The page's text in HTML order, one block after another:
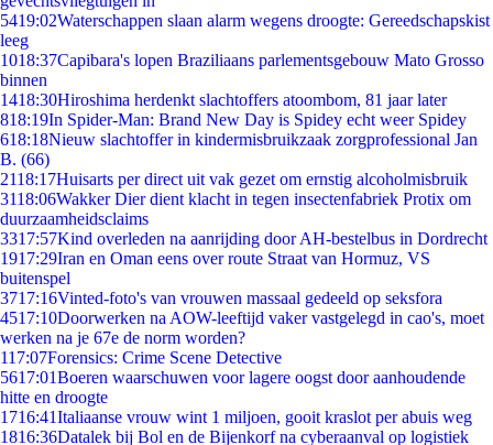
5419:02Waterschappen slaan alarm wegens droogte: Gereedschapskist
leeg
1018:37Capibara's lopen Braziliaans parlementsgebouw Mato Grosso
binnen
1418:30Hiroshima herdenkt slachtoffers atoombom, 81 jaar later
818:19In Spider-Man: Brand New Day is Spidey echt weer Spidey
618:18Nieuw slachtoffer in kindermisbruikzaak zorgprofessional Jan
B. (66)
2118:17Huisarts per direct uit vak gezet om ernstig alcoholmisbruik
3118:06Wakker Dier dient klacht in tegen insectenfabriek Protix om
duurzaamheidsclaims
3317:57Kind overleden na aanrijding door AH-bestelbus in Dordrecht
1917:29Iran en Oman eens over route Straat van Hormuz, VS
buitenspel
3717:16Vinted-foto's van vrouwen massaal gedeeld op seksfora
4517:10Doorwerken na AOW-leeftijd vaker vastgelegd in cao's, moet
werken na je 67e de norm worden?
117:07Forensics: Crime Scene Detective
5617:01Boeren waarschuwen voor lagere oogst door aanhoudende
hitte en droogte
1716:41Italiaanse vrouw wint 1 miljoen, gooit kraslot per abuis weg
1816:36Datalek bij Bol en de Bijenkorf na cyberaanval op logistiek